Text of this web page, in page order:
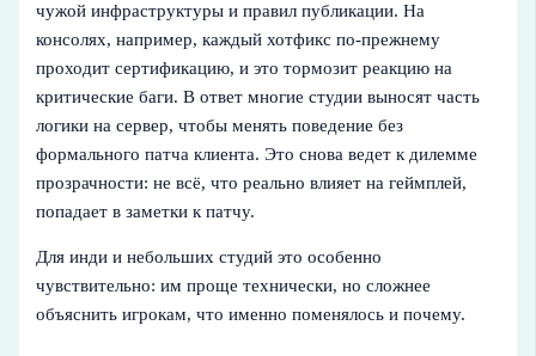
чужой инфраструктуры и правил публикации. На
консолях, например, каждый хотфикс по-прежнему
проходит сертификацию, и это тормозит реакцию на
критические баги. В ответ многие студии выносят часть
логики на сервер, чтобы менять поведение без
формального патча клиента. Это снова ведет к дилемме
прозрачности: не всё, что реально влияет на геймплей,
попадает в заметки к патчу.
Для инди и небольших студий это особенно
чувствительно: им проще технически, но сложнее
объяснить игрокам, что именно поменялось и почему.